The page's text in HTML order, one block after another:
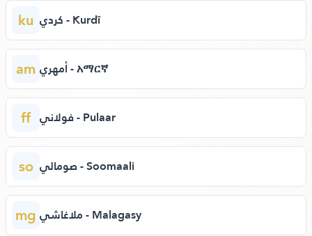
ku كردي - Kurdî
am أمهري - አማርኛ
ff فولاني - Pulaar
so صومالي - Soomaali
mg ملاغاشي - Malagasy